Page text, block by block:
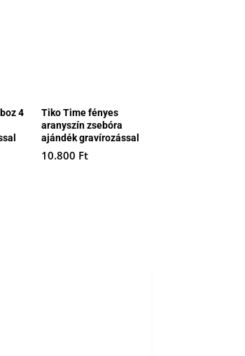
4
Tiko Time fényes
aranyszín zsebóra
ajándék gravírozással
10.800 Ft